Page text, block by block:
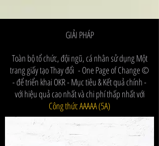
GIẢI PHÁP
Toàn bộ tổ chức, đội ngũ, cá nhân sử dụng Một
trang giấy tạo Thay đổi - One Page of Change ©️
- để triển khai OKR - Mục tiêu & Kết quả chính -
với hiệu quả cao nhất và chi phí thấp nhất với
Công thức AAAAA (5A)